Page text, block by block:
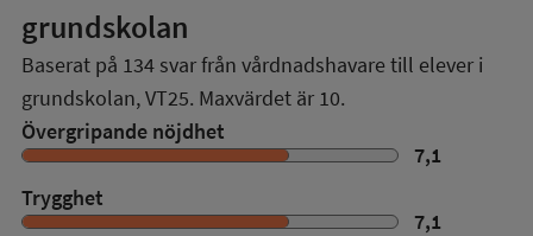
grundskolan
Baserat på 134 svar från vårdnadshavare till elever i
grundskolan,VT25. Maxvärdet är 10.
Övergripande nöjdhet
7,1
Trygghet
7,1